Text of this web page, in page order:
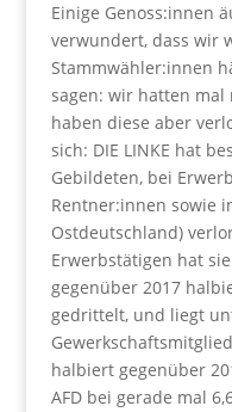
Einige Genoss:innen
verwundert, dass wir
Stammwähler:innen
sagen: wir hatten
haben diese aber
sich: DIE LINKE hat
Gebildeten, bei
Rentner:innen sowie
Ostdeutschland)
Erwerbstätigen hat
gegenüber 2017
gedrittelt, und liegt
halbiert gegenüber
AFD bei gerade mal